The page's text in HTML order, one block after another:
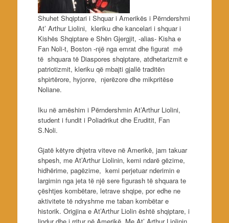
Shuhet Shqiptari i Shquar i Amerikës i Përndershmi
At’ Arthur Liolini, kleriku dhe kancelari i shquar i
Kishës Shqiptare e Shën Gjergjit, -alias- Kisha e
Fan Noli-t, Boston -një nga emrat dhe figurat më
të shquara të Diaspores shqiptare, atdhetarizmit e
patriotizmit, kleriku që mbajti gjallë traditën
shpirtërore, hyjonre, njerëzore dhe mikpritëse
Noliane.
Iku në amëshim i Përndershmin At’Arthur Liolini,
student i fundit i Poliadrikut dhe Eruditit, Fan
S.Noli.
Gjatë këtyre dhjetra viteve në Amerikë, jam takuar
shpesh, me At’Arthur Liolinin, kemi ndarë gëzime,
hidhërime, pagëzime, kemi perjetuar nderimin e
largimin nga jeta të një sere figurash të shquara te
çështjes kombëtare, letrave shqipe, por edhe ne
aktivitete të ndryshme me taban kombëtar e
historik. Origjina e At’Arthur Liolin është shqiptare, i